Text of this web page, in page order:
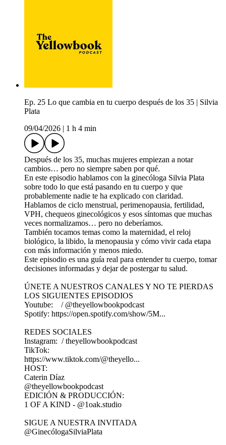
Ep. 25 Lo que cambia en tu cuerpo después de los 35 | Silvia
Plata
09/04/2026
1 h 4 min
Después de los 35, muchas mujeres empiezan a notar
cambios… pero no siempre saben por qué.
En este episodio hablamos con la ginecóloga Silvia Plata
sobre todo lo que está pasando en tu cuerpo y que
probablemente nadie te ha explicado con claridad.
Hablamos de ciclo menstrual, perimenopausia, fertilidad,
VPH, chequeos ginecológicos y esos síntomas que muchas
veces normalizamos… pero no deberíamos.
También tocamos temas como la maternidad, el reloj
biológico, la libido, la menopausia y cómo vivir cada etapa
con más información y menos miedo.
Este episodio es una guía real para entender tu cuerpo, tomar
decisiones informadas y dejar de postergar tu salud.
ÚNETE A NUESTROS CANALES Y NO TE PIERDAS
LOS SIGUIENTES EPISODIOS
Youtube: ⁠⁠ / @theyellowbookpodcast
Spotify: ⁠⁠https://open.spotify.com/show/5M...
REDES SOCIALES
Instagram: / theyellowbookpodcast
TikTok: ⁠⁠
https://www.tiktok.com/@theyello...
HOST:
Caterin Díaz
@theyellowbookpodcast
EDICIÓN & PRODUCCIÓN:
1 OF A KIND - @1oak.studio
SIGUE A NUESTRA INVITADA
@GinecólogaSilviaPlata